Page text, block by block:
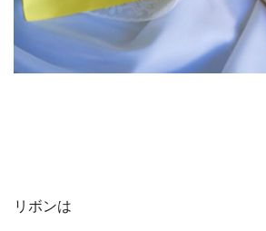
リボンは